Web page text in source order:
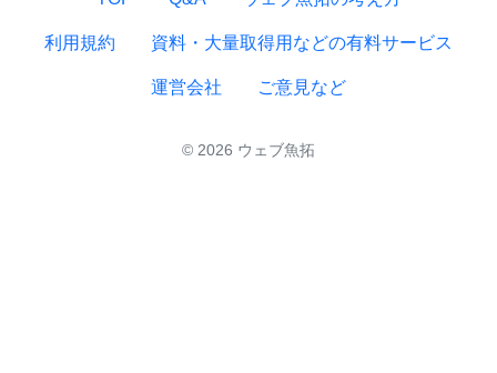
利用規約 資料・大量取得用などの有料サービス
運営会社 ご意見など
© 2026 ウェブ魚拓